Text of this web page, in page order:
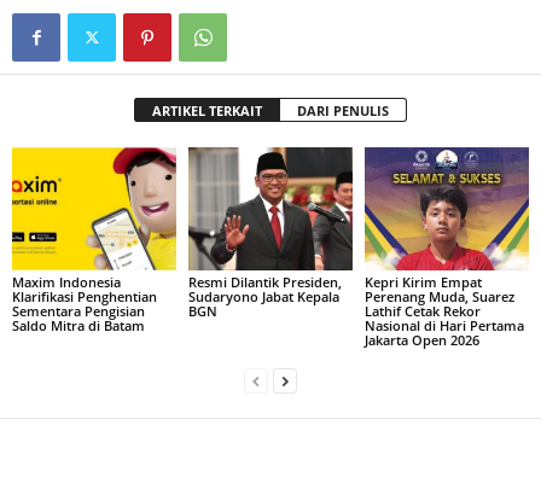
ARTIKEL TERKAIT DARI PENULIS
Maxim Indonesia
Klarifikasi Penghentian
Sementara Pengisian
Saldo Mitra di Batam
Resmi Dilantik Presiden,
Sudaryono Jabat Kepala
BGN
Kepri Kirim Empat
Perenang Muda, Suarez
Lathif Cetak Rekor
Nasional di Hari Pertama
Jakarta Open 2026